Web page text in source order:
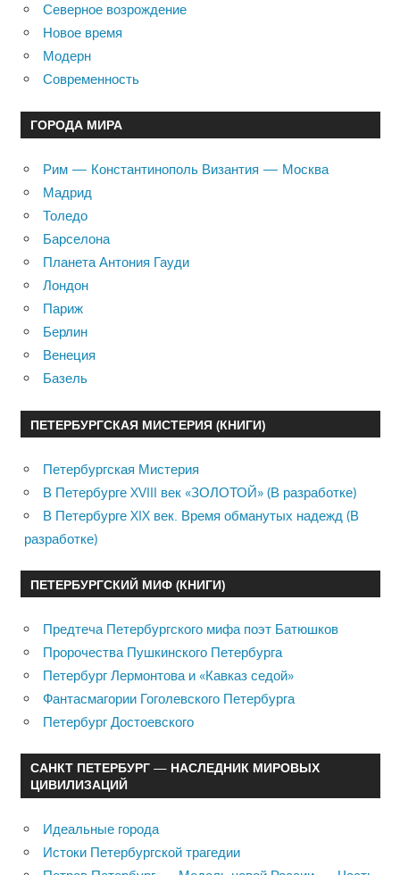
Северное возрождение
Новое время
Модерн
Современность
ГОРОДА МИРА
Рим — Константинополь Византия — Москва
Мадрид
Толедо
Барселона
Планета Антония Гауди
Лондон
Париж
Берлин
Венеция
Базель
ПЕТЕРБУРГСКАЯ МИСТЕРИЯ (КНИГИ)
Петербургская Мистерия
В Петербурге XVIII век «ЗОЛОТОЙ» (В разработке)
В Петербурге XIX век. Время обманутых надежд (В
разработке)
ПЕТЕРБУРГСКИЙ МИФ (КНИГИ)
Предтеча Петербургского мифа поэт Батюшков
Пророчества Пушкинского Петербурга
Петербург Лермонтова и «Кавказ седой»
Фантасмагории Гоголевского Петербурга
Петербург Достоевского
САНКТ ПЕТЕРБУРГ — НАСЛЕДНИК МИРОВЫХ
ЦИВИЛИЗАЦИЙ
Идеальные города
Истоки Петербургской трагедии